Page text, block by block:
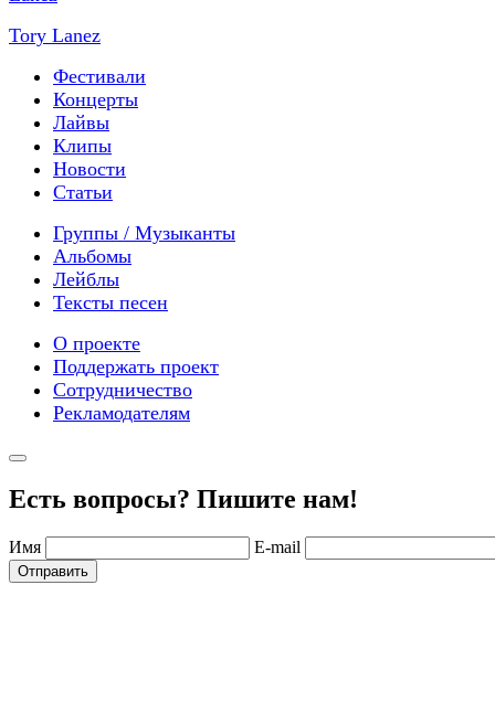
Tory Lanez
Фестивали
Концерты
Лайвы
Клипы
Новости
Статьи
Группы / Музыканты
Альбомы
Лейблы
Тексты песен
О проекте
Поддержать проект
Сотрудничество
Рекламодателям
Есть вопросы? Пишите нам!
Имя E-mail